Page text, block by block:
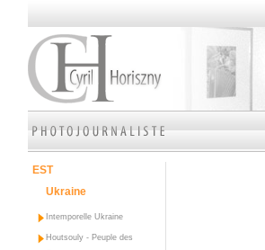
EST
Ukraine
Intemporelle Ukraine
Houtsouly - Peuple des